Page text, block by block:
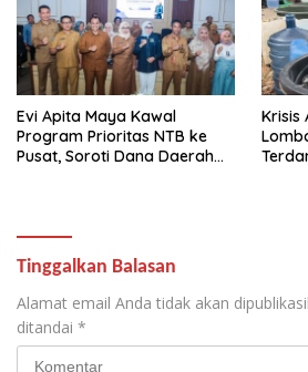
Evi Apita Maya Kawal
Program Prioritas NTB ke
Pusat, Soroti Dana Daerah
Krisis
Tinggalkan Balasan
Alamat email Anda tidak akan
ditandai *